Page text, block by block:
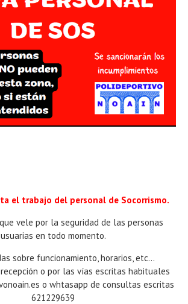
el trabajo del personal de Socorrismo.
vele por la seguridad de las personas
usuarias en todo momento.
sobre funcionamiento, horarios, etc...
o por las vías escritas habituales
o whtasapp de consultas escritas
621229639